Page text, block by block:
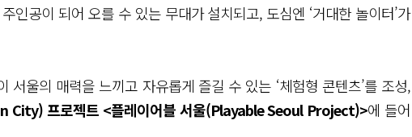
인공이 되어 오를 수 있는 무대가 설치되고, 도심엔 ‘거대한 놀이터’가
서울의 매력을 느끼고 자유롭게 즐길 수 있는 ‘체험형 콘텐츠’를 조성,
City) 프로젝트 <플레이어블 서울(Playable Seoul Project)>에 들어